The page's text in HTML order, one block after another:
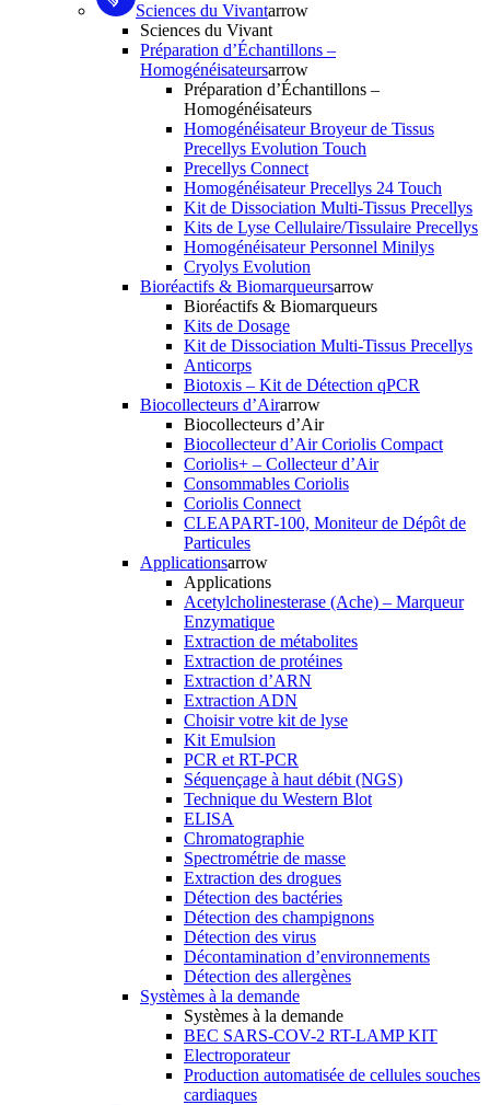
Sciences du Vivantarrow
Sciences du Vivant
Préparation d’Échantillons –
Homogénéisateursarrow
Préparation d’Échantillons –
Homogénéisateurs
Homogénéisateur Broyeur de Tissus
Precellys Evolution Touch
Precellys Connect
Homogénéisateur Precellys 24 Touch
Kit de Dissociation Multi-Tissus Precellys
Kits de Lyse Cellulaire/Tissulaire Precellys
Homogénéisateur Personnel Minilys
Cryolys Evolution
Bioréactifs & Biomarqueursarrow
Bioréactifs & Biomarqueurs
Kits de Dosage
Kit de Dissociation Multi-Tissus Precellys
Anticorps
Biotoxis – Kit de Détection qPCR
Biocollecteurs d’Airarrow
Biocollecteurs d’Air
Biocollecteur d’Air Coriolis Compact
Coriolis+ – Collecteur d’Air
Consommables Coriolis
Coriolis Connect
CLEAPART-100, Moniteur de Dépôt de
Particules
Applicationsarrow
Applications
Acetylcholinesterase (Ache) – Marqueur
Enzymatique
Extraction de métabolites
Extraction de protéines
Extraction d’ARN
Extraction ADN
Choisir votre kit de lyse
Kit Emulsion
PCR et RT-PCR
Séquençage à haut débit (NGS)
Technique du Western Blot
ELISA
Chromatographie
Spectrométrie de masse
Extraction des drogues
Détection des bactéries
Détection des champignons
Détection des virus
Décontamination d’environnements
Détection des allergènes
Systèmes à la demande
Systèmes à la demande
BEC SARS-COV-2 RT-LAMP KIT
Electroporateur
Production automatisée de cellules souches
cardiaques